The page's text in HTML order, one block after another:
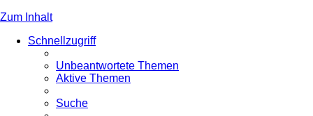
Zum Inhalt
Schnellzugriff
Unbeantwortete Themen
Aktive Themen
Suche